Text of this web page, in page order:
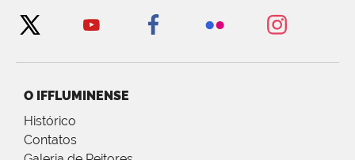
O IFFLUMINENSE
Histórico
Contatos